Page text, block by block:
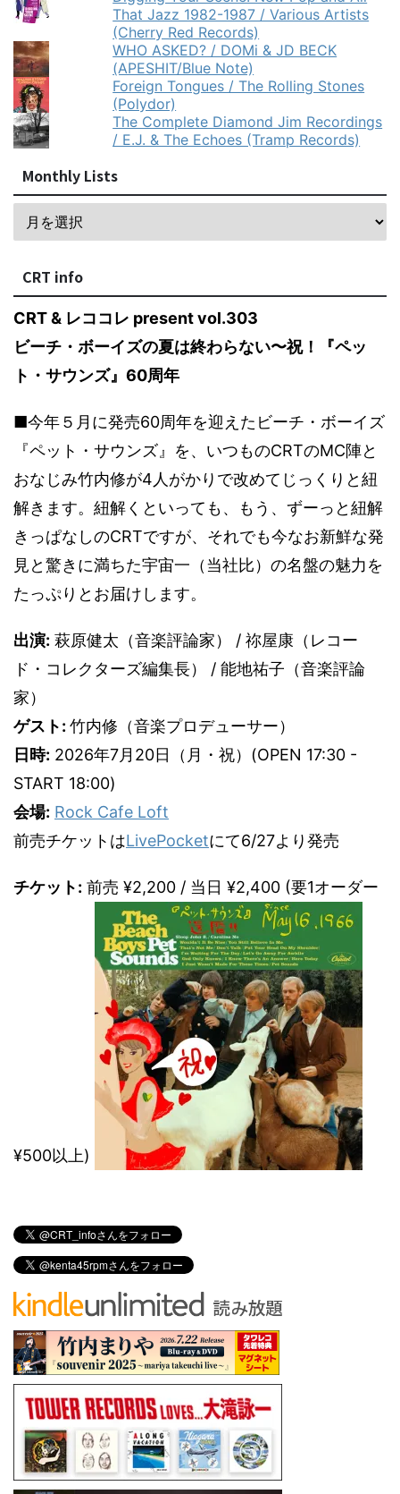
That Jazz 1982-1987 / Various Artists
(Cherry Red Records)
WHO ASKED? / DOMi & JD BECK
(APESHIT/Blue Note)
Foreign Tongues / The Rolling Stones
(Polydor)
The Complete Diamond Jim Recordings
/ E.J. & The Echoes (Tramp Records)
Monthly Lists
CRT info
CRT & レココレ present vol.303
ビーチ・ボーイズの夏は終わらない〜祝！『ペッ
ト・サウンズ』60周年
■今年５月に発売60周年を迎えたビーチ・ボーイズ
『ペット・サウンズ』を、いつものCRTのMC陣と
おなじみ竹内修が4人がかりで改めてじっくりと紐
解きます。紐解くといっても、もう、ずーっと紐解
きっぱなしのCRTですが、それでも今なお新鮮な発
見と驚きに満ちた宇宙一（当社比）の名盤の魅力を
たっぷりとお届けします。
出演: 萩原健太（音楽評論家） / 祢屋康（レコー
ド・コレクターズ編集長） / 能地祐子（音楽評論
家）
ゲスト: 竹内修（音楽プロデューサー）
日時: 2026年7月20日（月・祝）(OPEN 17:30 -
START 18:00)
会場: Rock Cafe Loft
前売チケットはLivePocketにて6/27より発売
チケット: 前売 ¥2,200 / 当日 ¥2,400 (要1オーダー
¥500以上)